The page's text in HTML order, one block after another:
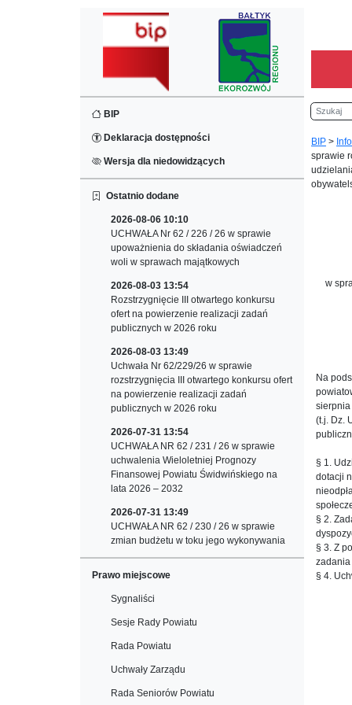
BIP
Deklaracja dostępności
Wersja dla niedowidzących
Ostatnio dodane
2026-08-06 10:10
UCHWAŁA Nr 62 / 226 / 26 w sprawie
upoważnienia do składania oświadczeń
woli w sprawach majątkowych
2026-08-03 13:54
Rozstrzygnięcie III otwartego konkursu
ofert na powierzenie realizacji zadań
publicznych w 2026 roku
2026-08-03 13:49
Uchwała Nr 62/229/26 w sprawie
rozstrzygnięcia III otwartego konkursu ofert
na powierzenie realizacji zadań
publicznych w 2026 roku
2026-07-31 13:54
UCHWAŁA NR 62 / 231 / 26 w sprawie
uchwalenia Wieloletniej Prognozy
Finansowej Powiatu Świdwińskiego na
lata 2026 – 2032
2026-07-31 13:49
UCHWAŁA NR 62 / 230 / 26 w sprawie
zmian budżetu w toku jego wykonywania
Prawo miejscowe
Sygnaliści
Sesje Rady Powiatu
Rada Powiatu
Uchwały Zarządu
Rada Seniorów Powiatu
Szukaj
BIP >
sprawie
w
Na
sierpnia
(t.j. Dz.
§ 1.
dotacji
§ 2.
§ 3. Z
§ 4.